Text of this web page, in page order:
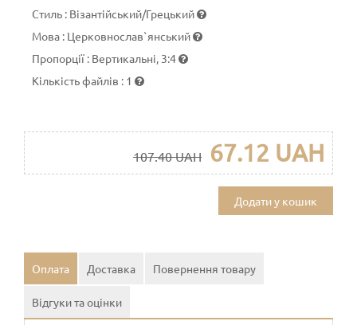
Стиль : Візантійський/Грецький
Мова : Церковнослав`янський
Пропорції : Вертикальні, 3:4
Кількість файлів : 1
107.40 UAH 67.12 UAH
Додати у кошик
Оплата Доставка Повернення товару
Відгуки та оцінки